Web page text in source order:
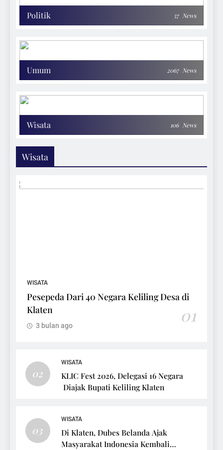
Politik 57 News
Umum 2067 News
Wisata 106 News
Wisata
WISATA
Pesepeda Dari 40 Negara Keliling Desa di
Klaten
01
3 bulan ago
02
WISATA
KLIC Fest 2026, Delegasi 16 Negara
Diajak Bupati Keliling Klaten
03
WISATA
Di Klaten, Dubes Belanda Ajak
Masyarakat Indonesia Kembali